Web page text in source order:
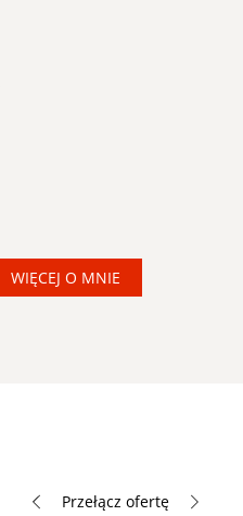
WIĘCEJ O MNIE
Przełącz ofertę